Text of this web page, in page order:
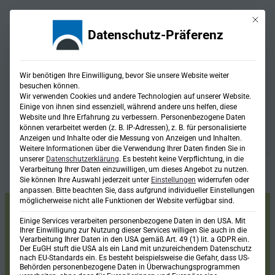
Fachbereiche
Lösungen für jede
Herausforderung
Fachbereich
Mit
Datenschutz-Präferenz
Wir benötigen Ihre Einwilligung, bevor Sie unsere Website weiter
besuchen können.
Wir verwenden Cookies und andere Technologien auf unserer Website.
Einige von ihnen sind essenziell, während andere uns helfen, diese
Website und Ihre Erfahrung zu verbessern. Personenbezogene Daten
können verarbeitet werden (z. B. IP-Adressen), z. B. für personalisierte
Anzeigen und Inhalte oder die Messung von Anzeigen und Inhalten.
Weitere Informationen über die Verwendung Ihrer Daten finden Sie in
unserer Datenschutzerklärung. Es besteht keine Verpflichtung, in die
Verarbeitung Ihrer Daten einzuwilligen, um dieses Angebot zu nutzen.
Sie können Ihre Auswahl jederzeit unter Einstellungen widerrufen oder
anpassen. Bitte beachten Sie, dass aufgrund individueller Einstellungen
möglicherweise nicht alle Funktionen der Website verfügbar sind.
Einige Services verarbeiten personenbezogene Daten in den USA. Mit
Ihrer Einwilligung zur Nutzung dieser Services willigen Sie auch in die
Verarbeitung Ihrer Daten in den USA gemäß Art. 49 (1) lit. a GDPR ein.
Der EuGH stuft die USA als ein Land mit unzureichendem Datenschutz
nach EU-Standards ein. Es besteht beispielsweise die Gefahr, dass US-
Behörden personenbezogene Daten in Überwachungsprogrammen